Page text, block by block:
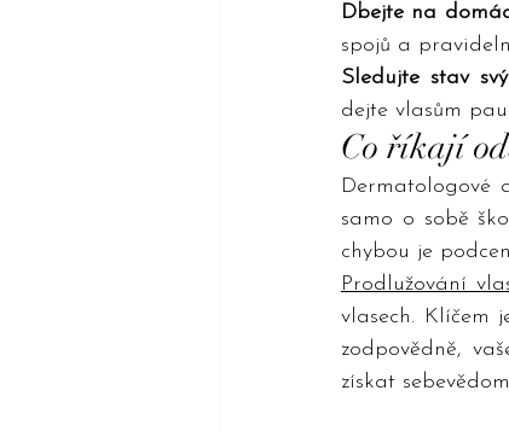
Dbejte na
spojů a
Sledujte stav
dejte vlasům
Co říkají
Dermatologové
samo o sobě
chybou je
Prodlužování
vlasech. Klíčem
zodpovědně,
získat